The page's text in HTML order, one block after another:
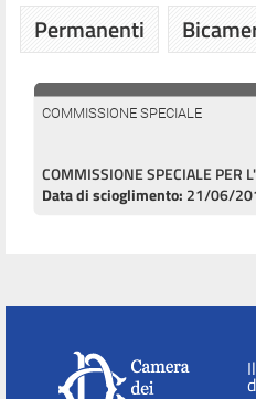
Permanenti
COMMISSIONE SPECIALE
COMMISSIONE SPECIALE PER
Data di scioglimento: 21/06/